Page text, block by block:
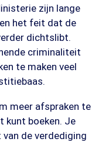
zijn lange
het feit dat de
dichtslibt.
criminaliteit
te maken veel
meer afspraken te
kunt boeken. Je
de verdediging